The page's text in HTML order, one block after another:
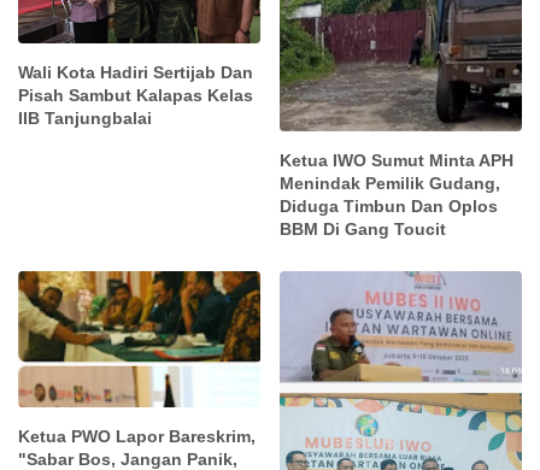
Wali Kota Hadiri Sertijab Dan
Pisah Sambut Kalapas Kelas
IIB Tanjungbalai
Ketua IWO Sumut Minta APH
Menindak Pemilik Gudang,
Diduga Timbun Dan Oplos
BBM Di Gang Toucit
Ketua PWO Lapor Bareskrim,
"Sabar Bos, Jangan Panik,